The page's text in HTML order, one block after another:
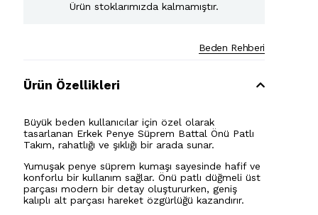
Ürün stoklarımızda kalmamıştır.
Beden Rehberi
Ürün Özellikleri
Büyük beden kullanıcılar için özel olarak
tasarlanan Erkek Penye Süprem Battal Önü Patlı
Takım, rahatlığı ve şıklığı bir arada sunar.
Yumuşak penye süprem kumaşı sayesinde hafif ve
konforlu bir kullanım sağlar. Önü patlı düğmeli üst
parçası modern bir detay oluştururken, geniş
kalıplı alt parçası hareket özgürlüğü kazandırır.